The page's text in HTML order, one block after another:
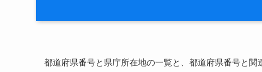
都道府県番号と県庁所在地の一覧と、都道府県番号と